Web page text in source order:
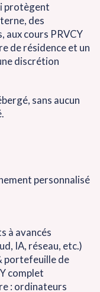
protègent
des
cours PRVCY
de résidence et un
discrétion
sans aucun
personnalisé
à avancés
IA, réseau, etc.)
portefeuille de
complet
: ordinateurs